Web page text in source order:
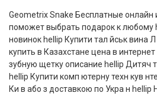
Geometrix Snake Бесплатные
поможет выбрать подарок к любому
новинок hellip Купити тал йськ вина
купить в Казахстане цена в
зубную щетку описание hellip Дитяч
hellip Купити комп ютерну техн кув
Ки в або з доставкою по Укра н